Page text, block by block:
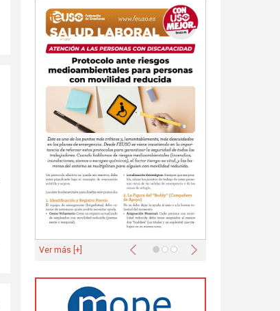
Anterior Siguiente
Ver más [+]